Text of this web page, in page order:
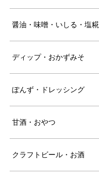
醤油・味噌・いしる・塩糀
ディップ・おかずみそ
ぽんず・ドレッシング
甘酒・おやつ
クラフトビール・お酒